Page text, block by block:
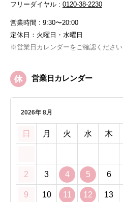
フリーダイヤル : 0120-38-2230
営業時間 : 9:30〜20:00
定休日：火曜日・水曜日
※営業日カレンダーをご確認ください
営業日カレンダー
2026年 8月
日 月 火 水 木
2 3 4 5 6
9 10 11 12 13